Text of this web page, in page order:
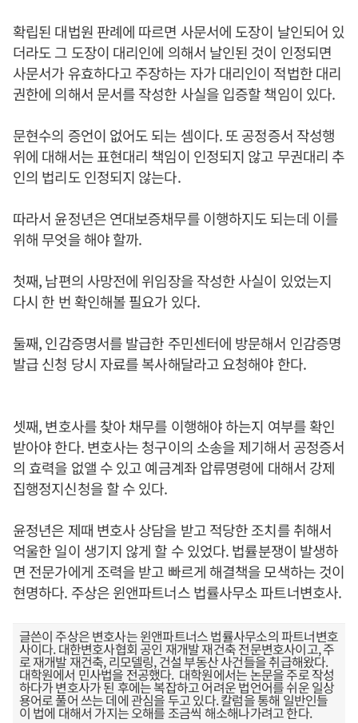
확립된 대법원 판례에 따르면 사문서에 도장이 날인되어 있
더라도 그 도장이 대리인에 의해서 날인된 것이 인정되면
사문서가 유효하다고 주장하는 자가 대리인이 적법한 대리
권한에 의해서 문서를 작성한 사실을 입증할 책임이 있다.
문현수의 증언이 없어도 되는 셈이다. 또 공정증서 작성행
위에 대해서는 표현대리 책임이 인정되지 않고 무권대리 추
인의 법리도 인정되지 않는다.
따라서 윤정년은 연대보증채무를 이행하지도 되는데 이를
위해 무엇을 해야 할까.
첫째, 남편의 사망전에 위임장을 작성한 사실이 있었는지
다시 한 번 확인해볼 필요가 있다.
둘째, 인감증명서를 발급한 주민센터에 방문해서 인감증명
발급 신청 당시 자료를 복사해달라고 요청해야 한다.
셋째, 변호사를 찾아 채무를 이행해야 하는지 여부를 확인
받아야 한다. 변호사는 청구이의 소송을 제기해서 공정증서
의 효력을 없앨 수 있고 예금계좌 압류명령에 대해서 강제
집행정지신청을 할 수 있다.
윤정년은 제때 변호사 상담을 받고 적당한 조치를 취해서
억울한 일이 생기지 않게 할 수 있었다. 법률분쟁이 발생하
면 전문가에게 조력을 받고 빠르게 해결책을 모색하는 것이
현명하다. 주상은 윈앤파트너스 법률사무소 파트너변호사.
글쓴이 주상은 변호사는 윈앤파트너스 법률사무소의 파트너변호
사이다. 대한변호사협회 공인 재개발 재건축 전문변호사이고, 주
로 재개발 재건축, 리모델링, 건설 부동산 사건들을 취급해왔다.
대학원에서 민사법을 전공했다. 대학원에서는 논문을 주로 작성
하다가 변호사가 된 후에는 복잡하고 어려운 법언어를 쉬운 일상
용어로 풀어 쓰는 데에 관심을 두고 있다. 칼럼을 통해 일반인들
이 법에 대해서 가지는 오해를 조금씩 해소해나가려고 한다.